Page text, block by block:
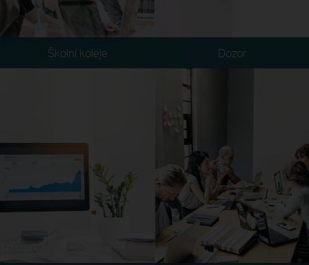
Školní koleje Dozor